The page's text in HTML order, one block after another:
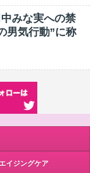
みな実への禁
男気行動”に称
エイジングケア